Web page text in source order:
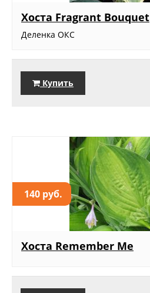
Хоста Fragrant Bouquet
Деленка ОКС
Купить
140 руб.
Хоста Remember Me